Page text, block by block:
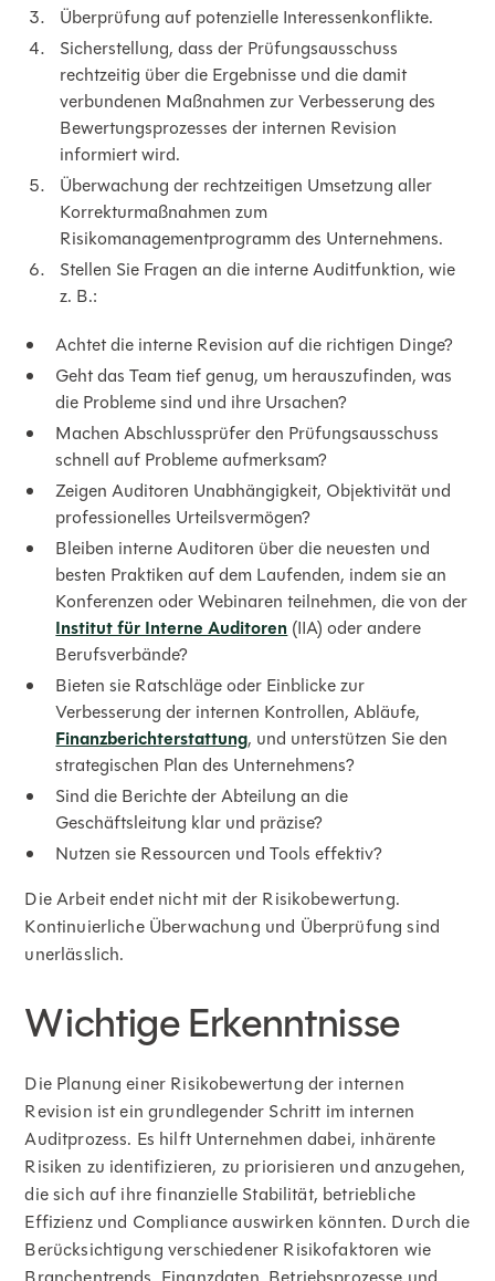
Überprüfung auf potenzielle Interessenkonflikte.
Sicherstellung, dass der Prüfungsausschuss
rechtzeitig über die Ergebnisse und die damit
verbundenen Maßnahmen zur Verbesserung des
Bewertungsprozesses der internen Revision
informiert wird.
Überwachung der rechtzeitigen Umsetzung aller
Korrekturmaßnahmen zum
Risikomanagementprogramm des Unternehmens.
Stellen Sie Fragen an die interne Auditfunktion, wie
z. B.:
Achtet die interne Revision auf die richtigen Dinge?
Geht das Team tief genug, um herauszufinden, was
die Probleme sind und ihre Ursachen?
Machen Abschlussprüfer den Prüfungsausschuss
schnell auf Probleme aufmerksam?
Zeigen Auditoren Unabhängigkeit, Objektivität und
professionelles Urteilsvermögen?
Bleiben interne Auditoren über die neuesten und
besten Praktiken auf dem Laufenden, indem sie an
Konferenzen oder Webinaren teilnehmen, die von der
Institut für Interne Auditoren (IIA) oder andere
Berufsverbände?
Bieten sie Ratschläge oder Einblicke zur
Verbesserung der internen Kontrollen, Abläufe,
Finanzberichterstattung, und unterstützen Sie den
strategischen Plan des Unternehmens?
Sind die Berichte der Abteilung an die
Geschäftsleitung klar und präzise?
Nutzen sie Ressourcen und Tools effektiv?
Die Arbeit endet nicht mit der Risikobewertung.
Kontinuierliche Überwachung und Überprüfung sind
unerlässlich.
Wichtige Erkenntnisse
Die Planung einer Risikobewertung der internen
Revision ist ein grundlegender Schritt im internen
Auditprozess. Es hilft Unternehmen dabei, inhärente
Risiken zu identifizieren, zu priorisieren und anzugehen,
die sich auf ihre finanzielle Stabilität, betriebliche
Effizienz und Compliance auswirken könnten. Durch die
Berücksichtigung verschiedener Risikofaktoren wie